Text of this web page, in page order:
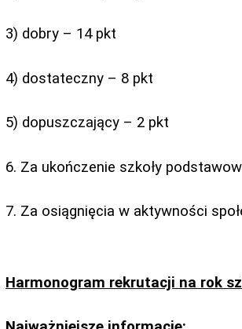
3) dobry – 14 pkt
4) dostateczny – 8 pkt
5) dopuszczający – 2 pkt
6. Za ukończenie szkoły
7. Za osiągnięcia w aktywności
Harmonogram rekrutacji na rok